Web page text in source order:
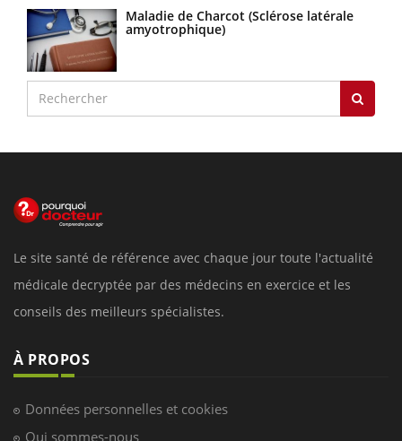
Maladie de Charcot (Sclérose latérale
amyotrophique)
Le site santé de référence avec chaque jour toute l'actualité
médicale decryptée par des médecins en exercice et les
conseils des meilleurs spécialistes.
À PROPOS
Données personnelles et cookies
Qui sommes-nous